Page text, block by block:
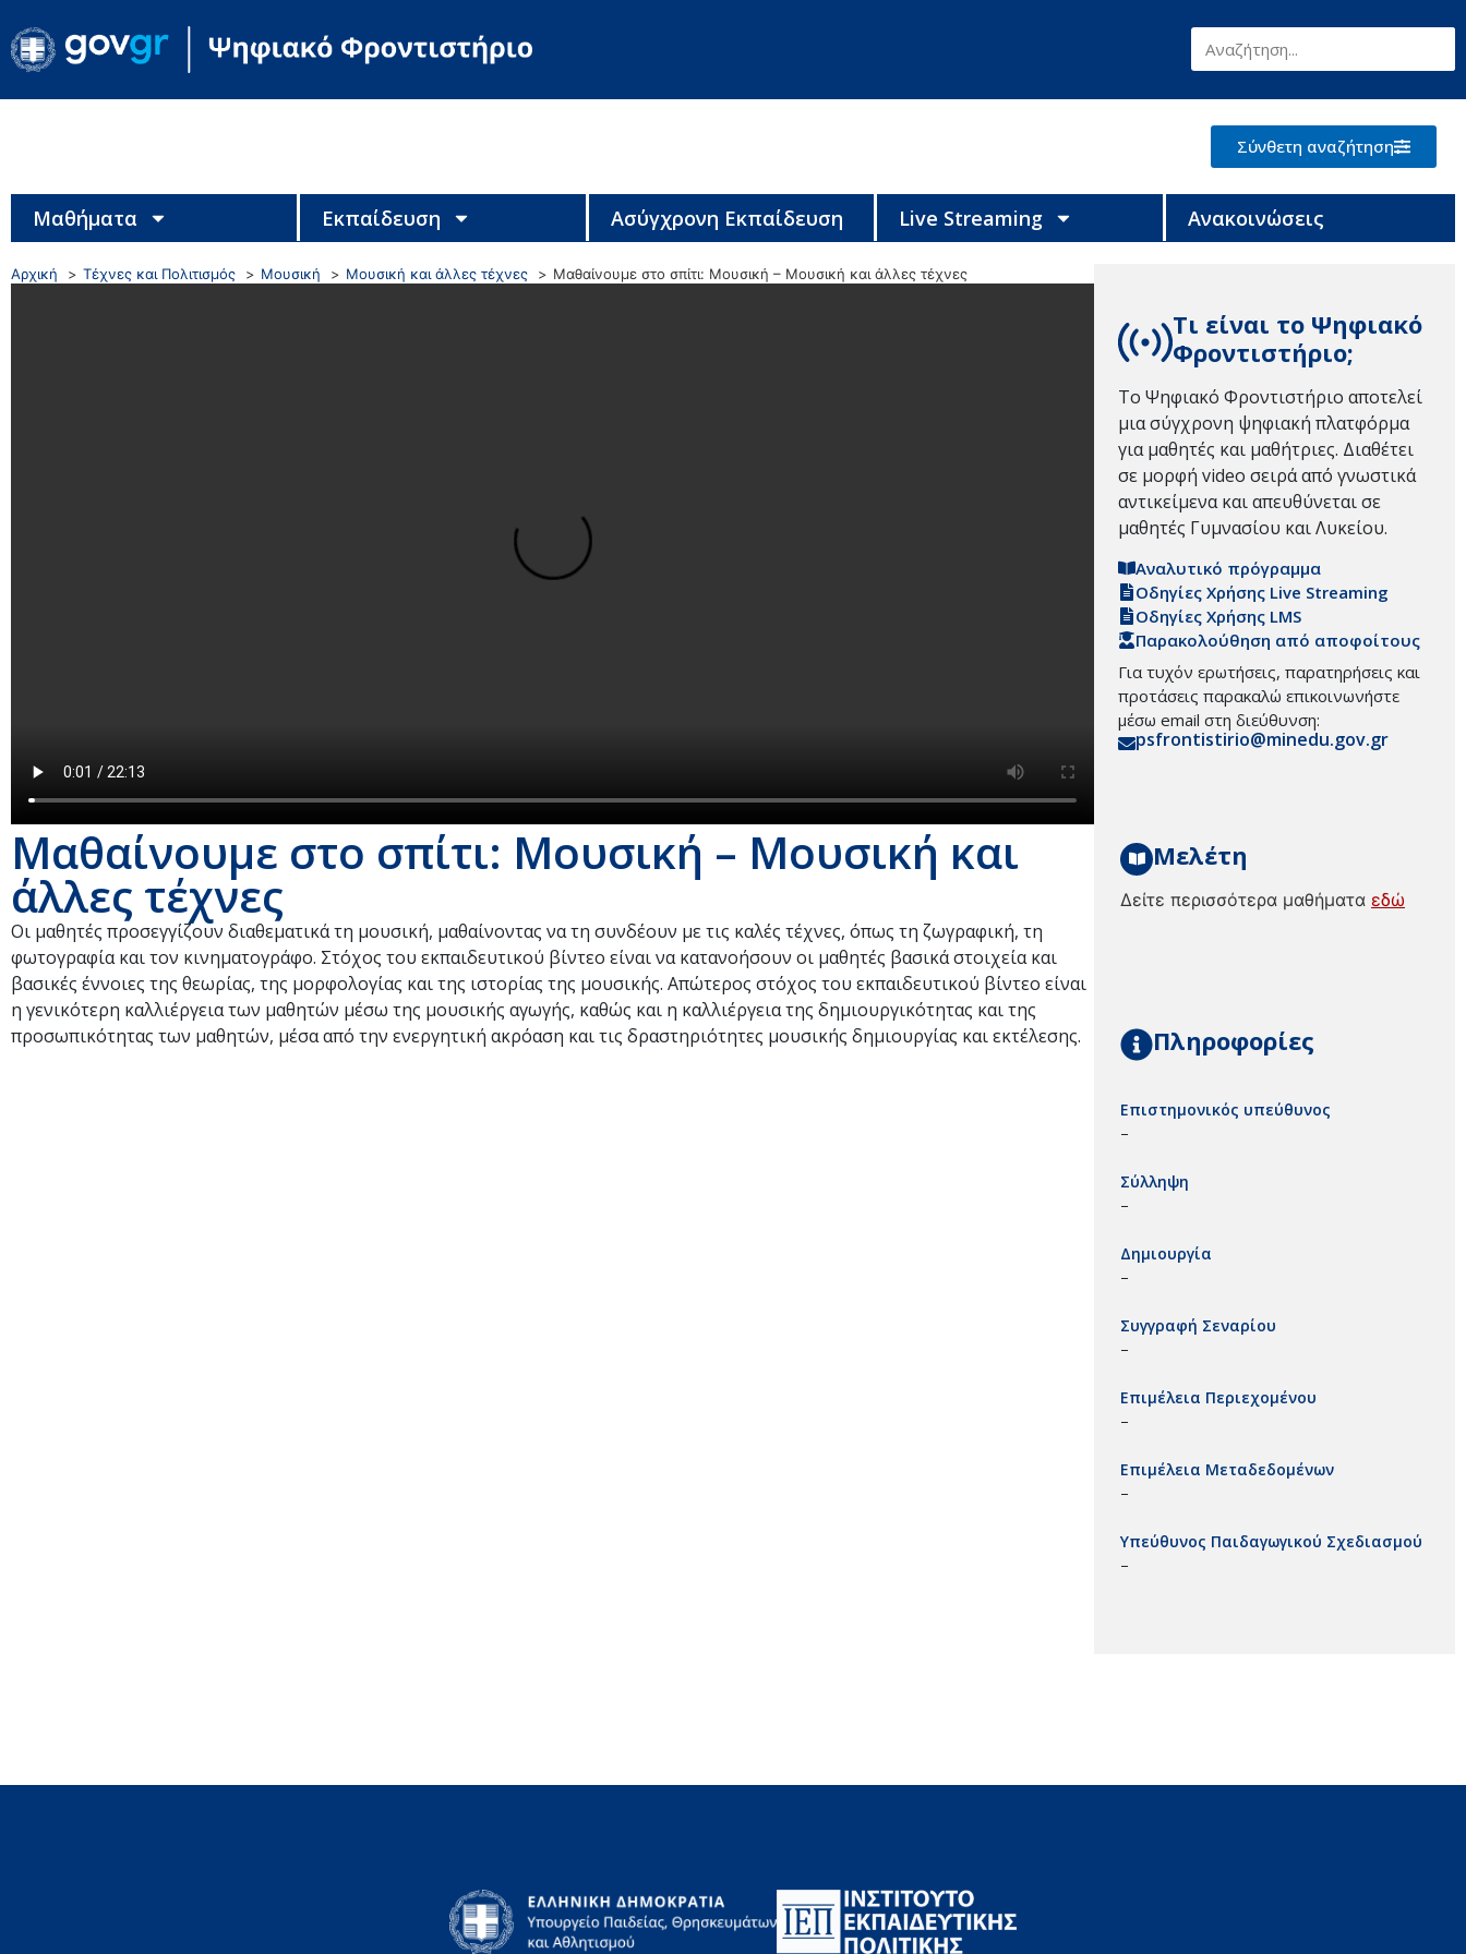
Σύνθετη αναζήτηση
Μαθήματα Εκπαίδευση Ασύγχρονη Εκπαίδευση Live Streaming Ανακοινώσεις
Αρχική Τέχνες και Πολιτισμός Μουσική Μουσική και άλλες τέχνες Μαθαίνουμε στο σπίτι: Μουσική – Μουσική και άλλες τέχνες
Μαθαίνουμε στο σπίτι: Μουσική – Μουσική και
άλλες τέχνες
Οι μαθητές προσεγγίζουν διαθεματικά τη μουσική, μαθαίνοντας να τη συνδέουν με τις καλές τέχνες, όπως τη ζωγραφική, τη
φωτογραφία και τον κινηματογράφο. Στόχος του εκπαιδευτικού βίντεο είναι να κατανοήσουν οι μαθητές βασικά στοιχεία και
βασικές έννοιες της θεωρίας, της μορφολογίας και της ιστορίας της μουσικής. Απώτερος στόχος του εκπαιδευτικού βίντεο είναι
η γενικότερη καλλιέργεια των μαθητών μέσω της μουσικής αγωγής, καθώς και η καλλιέργεια της δημιουργικότητας και της
προσωπικότητας των μαθητών, μέσα από την ενεργητική ακρόαση και τις δραστηριότητες μουσικής δημιουργίας και εκτέλεσης.
Τι είναι το Ψηφιακό
Φροντιστήριο;
Το Ψηφιακό Φροντιστήριο αποτελεί
μια σύγχρονη ψηφιακή πλατφόρμα
για μαθητές και μαθήτριες. Διαθέτει
σε μορφή video σειρά από γνωστικά
αντικείμενα και απευθύνεται σε
μαθητές Γυμνασίου και Λυκείου.
Αναλυτικό πρόγραμμα
Οδηγίες Χρήσης Live Streaming
Οδηγίες Χρήσης LMS
Παρακολούθηση από αποφοίτους
Για τυχόν ερωτήσεις, παρατηρήσεις και
προτάσεις παρακαλώ επικοινωνήστε
μέσω email στη διεύθυνση:
psfrontistirio@minedu.gov.gr
Μελέτη
Δείτε περισσότερα μαθήματα εδώ
Πληροφορίες
Επιστημονικός υπεύθυνος
–
Σύλληψη
–
Δημιουργία
–
Συγγραφή Σεναρίου
–
Επιμέλεια Περιεχομένου
–
Επιμέλεια Μεταδεδομένων
–
Υπεύθυνος Παιδαγωγικού Σχεδιασμού
–